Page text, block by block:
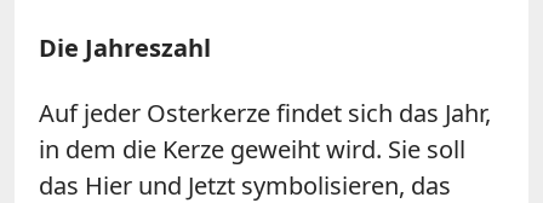
Die Jahreszahl
Auf jeder Osterkerze findet sich das Jahr,
in dem die Kerze geweiht wird. Sie soll
das Hier und Jetzt symbolisieren, das